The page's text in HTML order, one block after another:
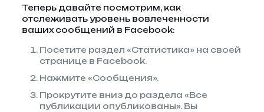
Теперь давайте посмотрим, как
отслеживать уровень вовлеченности
ваших сообщений в Facebook:
Посетите раздел «Статистика» на своей
странице в Facebook.
Нажмите «Сообщения».
Прокрутите вниз до раздела «Все
публикации опубликованы». Вы